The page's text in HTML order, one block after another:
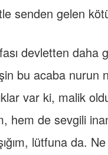
senden gelen
devletten daha
bu acaba nurun
var ki, malik
hem de sevgili
lütfuna da.